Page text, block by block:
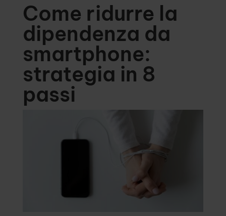
Come ridurre la
dipendenza da
smartphone:
strategia in 8
passi